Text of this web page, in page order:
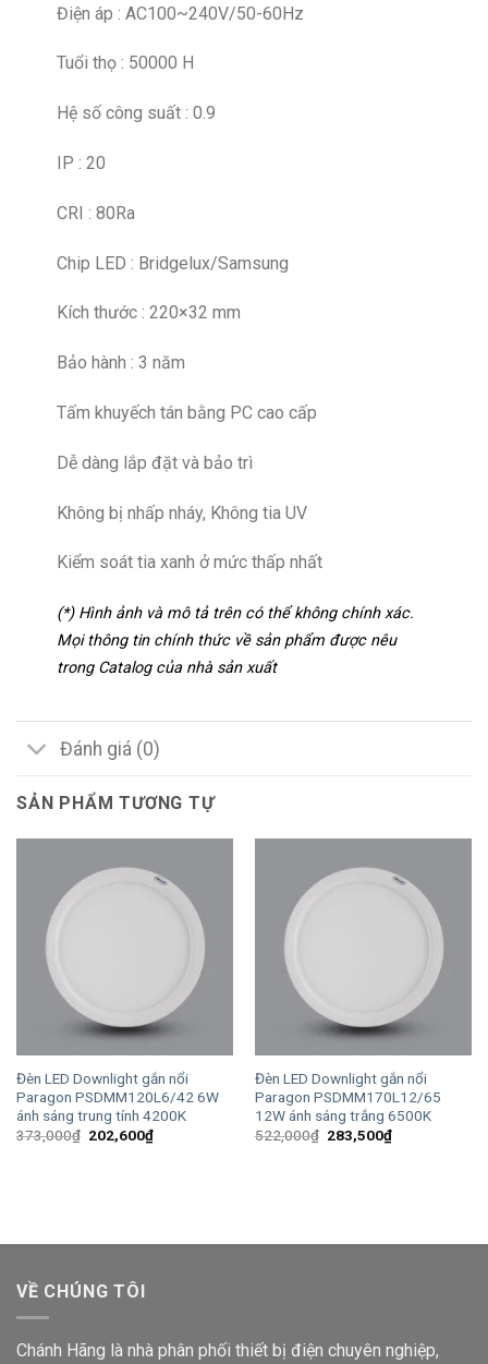
Điện áp : AC100~240V/50-60Hz
Tuổi thọ : 50000 H
Hệ số công suất : 0.9
IP : 20
CRI : 80Ra
Chip LED : Bridgelux/Samsung
Kích thước : 220×32 mm
Bảo hành : 3 năm
Tấm khuyếch tán bằng PC cao cấp
Dễ dàng lắp đặt và bảo trì
Không bị nhấp nháy, Không tia UV
Kiểm soát tia xanh ở mức thấp nhất
(*) Hình ảnh và mô tả trên có thể không chính xác.
Mọi thông tin chính thức về sản phẩm được nêu
trong Catalog của nhà sản xuất
Đánh giá (0)
SẢN PHẨM TƯƠNG TỰ
Đèn LED Downlight gắn nổi
Paragon PSDMM120L6/42 6W
ánh sáng trung tính 4200K
373,000₫ Giá
202,600₫Giá
hiện
Đèn LED Downlight gắn nổi
Paragon PSDMM170L12/65
12W ánh sáng trắng 6500K
522,000₫ Giá
283,500₫Giá
hiện
VỀ CHÚNG TÔI
Chánh Hãng là nhà phân phối thiết bị điện chuyên nghiệp,